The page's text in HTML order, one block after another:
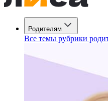
Родителям
Все темы рубрики